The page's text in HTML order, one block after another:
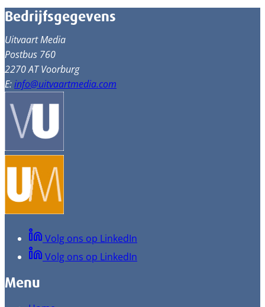
Bedrijfsgegevens
Uitvaart Media
Postbus 760
2270 AT Voorburg
E:info@uitvaartmedia.com
Volg ons op LinkedIn
Volg ons op LinkedIn
Menu